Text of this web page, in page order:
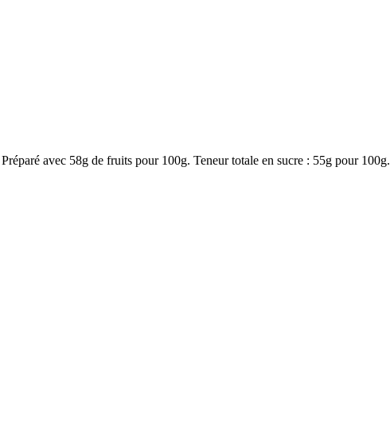
avec 58g de fruits pour 100g. Teneur totale en sucre : 55g pour 100g.